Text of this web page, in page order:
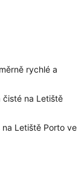
rychlé a
čisté na Letiště
Letiště Porto ve